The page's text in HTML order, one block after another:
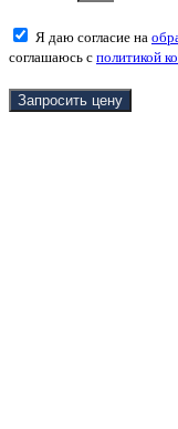
Я даю согласие на
соглашаюсь с политикой
Запросить цену